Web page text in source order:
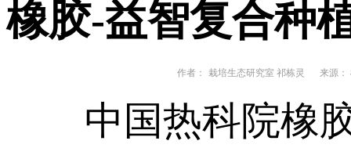
橡胶-益智复合种
作者： 栽培生态研究室 祁栋灵 来源：
中国热科院橡胶